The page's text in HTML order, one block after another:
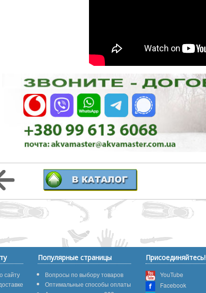
сайту
Популярные страницы
Вопросы по выбору товаров
Оптимальные способы оплаты
Присоединяйтесь!
YouTube
Facebook